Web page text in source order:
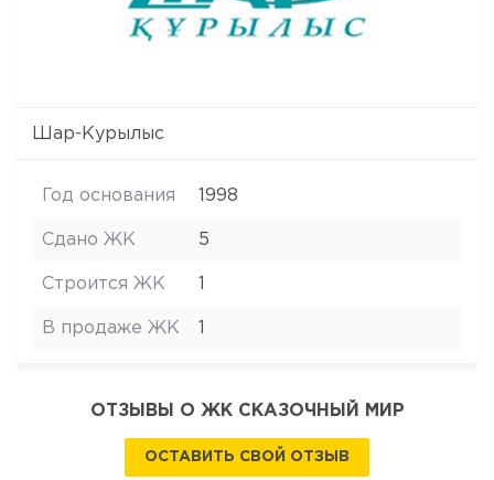
Шар-Курылыс
Год основания 1998
Сдано ЖК 5
Строится ЖК
В продаже ЖК
ОТЗЫВЫ О ЖК СКАЗОЧНЫЙ МИР
ОСТАВИТЬ СВОЙ ОТЗЫВ